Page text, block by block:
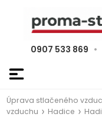
0907 533 869 •
Úprava stlačeného
vzduchu
Hadice